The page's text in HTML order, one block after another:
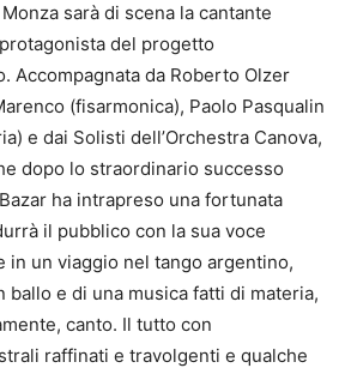
sarà di scena la cantante
del progetto
Accompagnata da Roberto Olzer
(fisarmonica), Paolo Pasqualin
e dai Solisti dell’Orchestra Canova,
dopo lo straordinario successo
ha intrapreso una fortunata
il pubblico con la sua voce
in un viaggio nel tango argentino,
ballo e di una musica fatti di materia,
canto. Il tutto con
raffinati e travolgenti e qualche